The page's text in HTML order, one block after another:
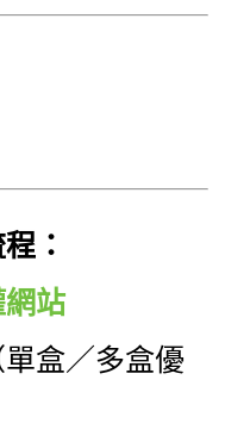
：
網站
盒／多盒優